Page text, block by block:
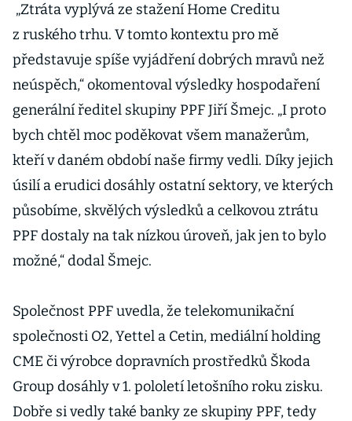
„Ztráta vyplývá ze stažení Home Creditu
z ruského trhu. V tomto kontextu pro mě
představuje spíše vyjádření dobrých mravů než
neúspěch,“ okomentoval výsledky hospodaření
generální ředitel skupiny PPF Jiří Šmejc. „I proto
bych chtěl moc poděkovat všem manažerům,
kteří v daném období naše firmy vedli. Díky jejich
úsilí a erudici dosáhly ostatní sektory, ve kterých
působíme, skvělých výsledků a celkovou ztrátu
PPF dostaly na tak nízkou úroveň, jak jen to bylo
možné,“ dodal Šmejc.
Společnost PPF uvedla, že telekomunikační
společnosti O2, Yettel a Cetin, mediální holding
CME či výrobce dopravních prostředků Škoda
Group dosáhly v 1. pololetí letošního roku zisku.
Dobře si vedly také banky ze skupiny PPF, tedy